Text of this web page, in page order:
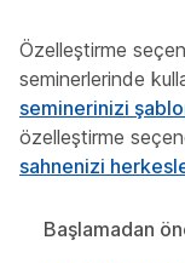
Özelleştirme
seminerlerinde
seminerinizi
özelleştirme
sahnenizi
Başlamadan